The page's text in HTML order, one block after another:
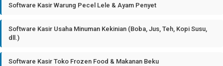
Software Kasir Warung Pecel Lele & Ayam Penyet
Software Kasir Usaha Minuman Kekinian (Boba, Jus, Teh, Kopi Susu,
dll.)
Software Kasir Toko Frozen Food & Makanan Beku